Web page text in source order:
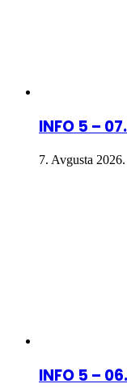
INFO 5 –
7. Avgusta 2026.
INFO 5 –